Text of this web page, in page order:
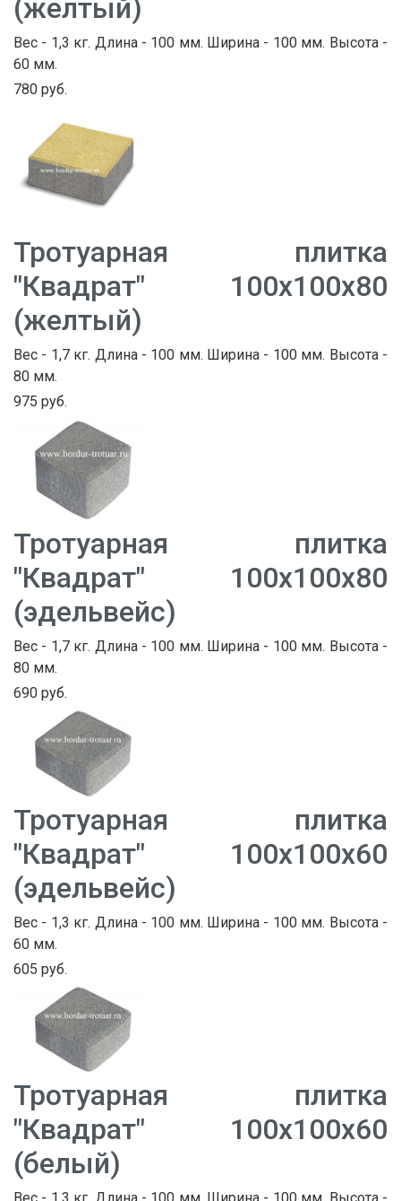
(желтый)
Вес - 1,3 кг. Длина - 100 мм. Ширина - 100 мм. Высота -
60 мм.
780 руб.
Тротуарная плитка
"Квадрат" 100х100х80
(желтый)
Вес - 1,7 кг. Длина - 100 мм. Ширина - 100 мм. Высота -
80 мм.
975 руб.
Тротуарная плитка
"Квадрат" 100х100х80
(эдельвейс)
Вес - 1,7 кг. Длина - 100 мм. Ширина - 100 мм. Высота -
80 мм.
690 руб.
Тротуарная плитка
"Квадрат" 100х100х60
(эдельвейс)
Вес - 1,3 кг. Длина - 100 мм. Ширина - 100 мм. Высота -
60 мм.
605 руб.
Тротуарная плитка
"Квадрат" 100х100х60
(белый)